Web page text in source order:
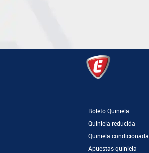
Boleto Quiniela
Quiniela reducida
Quiniela condicionada
Apuestas quiniela